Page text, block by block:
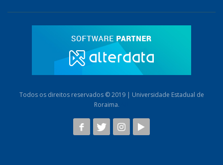
Todos os direitos reservados © 2019 | Universidade Estadual de
Roraima.